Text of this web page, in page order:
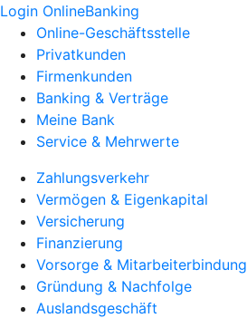
Login OnlineBanking
Online-Geschäftsstelle
Privatkunden
Firmenkunden
Banking & Verträge
Meine Bank
Service & Mehrwerte
Zahlungsverkehr
Vermögen & Eigenkapital
Versicherung
Finanzierung
Vorsorge & Mitarbeiterbindung
Gründung & Nachfolge
Auslandsgeschäft